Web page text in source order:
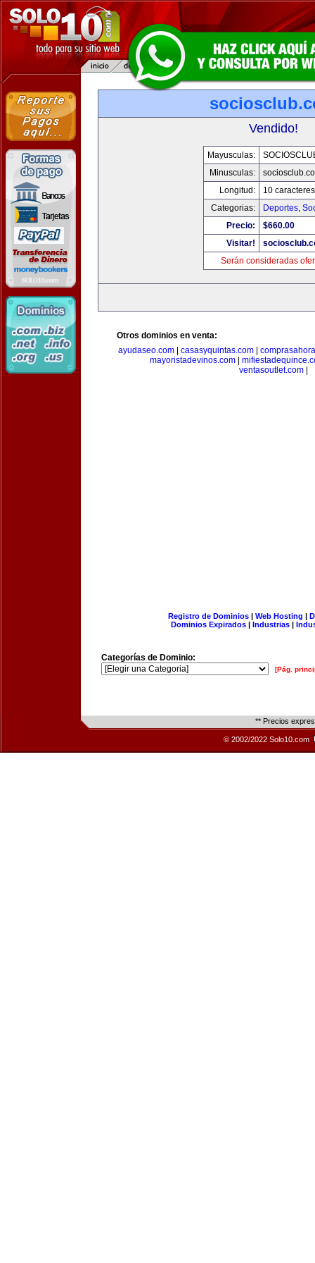
Vendido!
Mayusculas:
Minusculas:
Longitud:
10 caracteres
Categorias:
Deportes,
Precio:
$660.00
Visitar!
Serán consideradas
Otros dominios en venta:
ayudaseo.com
casasyquintas.com
mayoristadevinos.com
ventasoutlet.com
Registro de Dominios| Web Hosting |
Dominios Expirados | Industrias |
Categorías de Dominio:
[Pág.
** Precios
© 2002/2022 Solo10.com